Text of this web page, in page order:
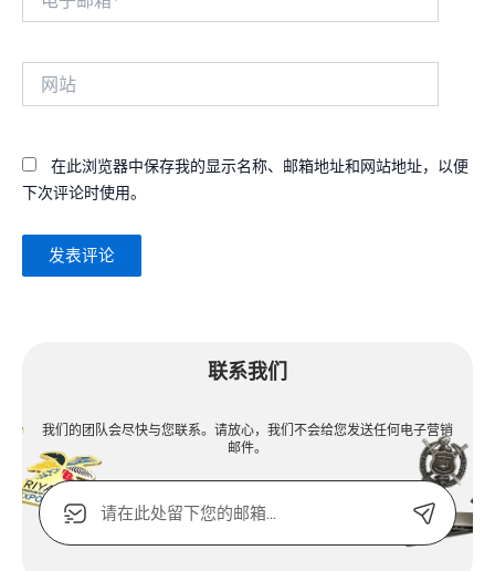
在此浏览器中保存我的显示名称、邮箱地址和网站地址，以便
下次评论时使用。
联系我们
我们的团队会尽快与您联系。请放心，我们不会给您发送任何电子营销
邮件。
电
子
邮